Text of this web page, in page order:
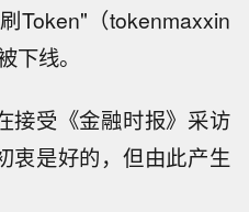
Token"（tokenmaxxin
下线。
接受《金融时报》采访
衷是好的，但由此产生